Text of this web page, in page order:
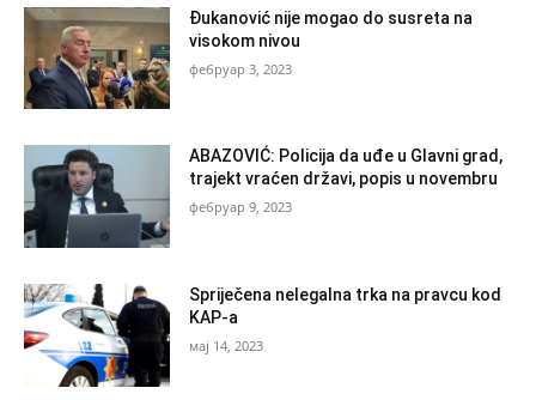
Đukanović nije mogao do susreta na
visokom nivou
фебруар 3, 2023
ABAZOVIĆ: Policija da uđe u Glavni grad,
trajekt vraćen državi, popis u novembru
фебруар 9, 2023
Spriječena nelegalna trka na pravcu kod
KAP-a
мај 14, 2023